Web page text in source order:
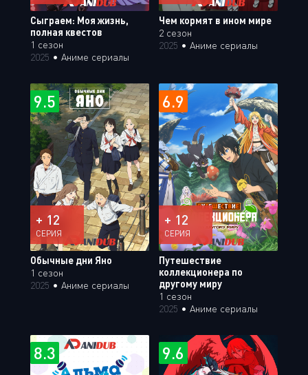
Сыграем: Моя жизнь,
полная квестов
1 сезон
2025 • Аниме сериалы
Чем кормят в ином мире
2 сезон
2025 • Аниме сериалы
9.5
+ 12
СЕРИЯ
Обычные дни Яно
1 сезон
2025 • Аниме сериалы
6.9
+ 12
СЕРИЯ
Путешествие
коллекционера по
другому миру
1 сезон
2025 • Аниме сериалы
8.3 9.6